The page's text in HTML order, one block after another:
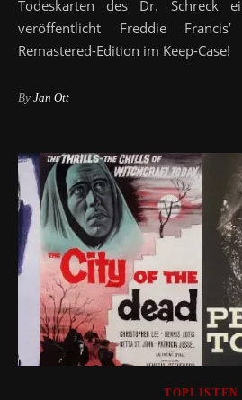
Todeskarten des Dr. Schreck
veröffentlicht Freddie
Remastered-Edition im Keep-Case!
By Jan Ott
TOPLISTEN